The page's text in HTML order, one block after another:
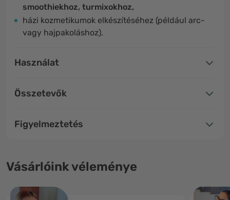
smoothiekhoz, turmixokhoz,
házi kozmetikumok elkészítéséhez (például arc-
vagy hajpakoláshoz).
Használat
Összetevők
Figyelmeztetés
Vásárlóink véleménye